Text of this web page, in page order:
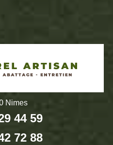
Nimes
44 59
72 88